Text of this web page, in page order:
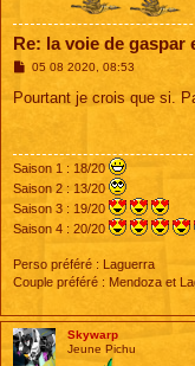
Re: la voie de
M
s
05 08 2020, 08:53
Pourtant je crois que si.
Saison 1 : 18/20
Saison 2 : 13/20
Saison 3 : 19/20
Saison 4 : 20/20
Perso préféré : Laguerra
Couple préféré : Mendoza et
Skywarp
Jeune Pichu